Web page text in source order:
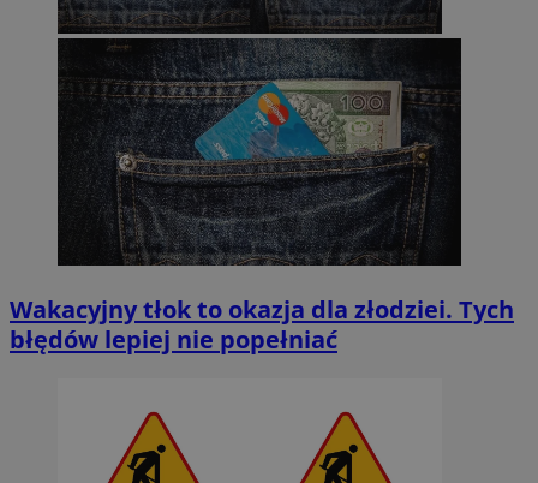
Wakacyjny tłok to okazja dla złodziei. Tych
błędów lepiej nie popełniać